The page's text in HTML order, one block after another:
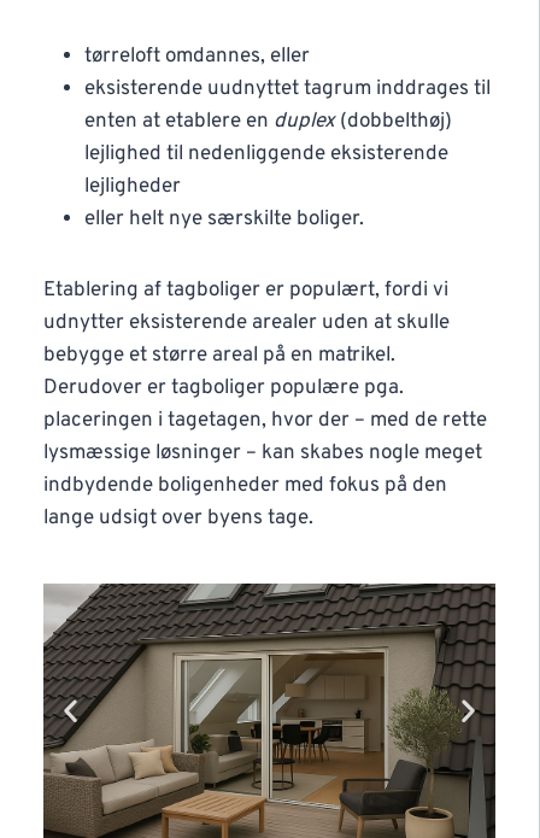
tørreloft omdannes, eller
eksisterende uudnyttet tagrum inddrages til
enten at etablere en duplex(dobbelthøj)
lejlighed til nedenliggende eksisterende
lejligheder
eller helt nye særskilte boliger.
Etablering af tagboliger er populært, fordi vi
udnytter eksisterende arealer uden at skulle
bebygge et større areal på en matrikel.
Derudover er tagboliger populære pga.
placeringen i tagetagen, hvor der – med de rette
lysmæssige løsninger – kan skabes nogle meget
indbydende boligenheder med fokus på den
lange udsigt over byens tage.